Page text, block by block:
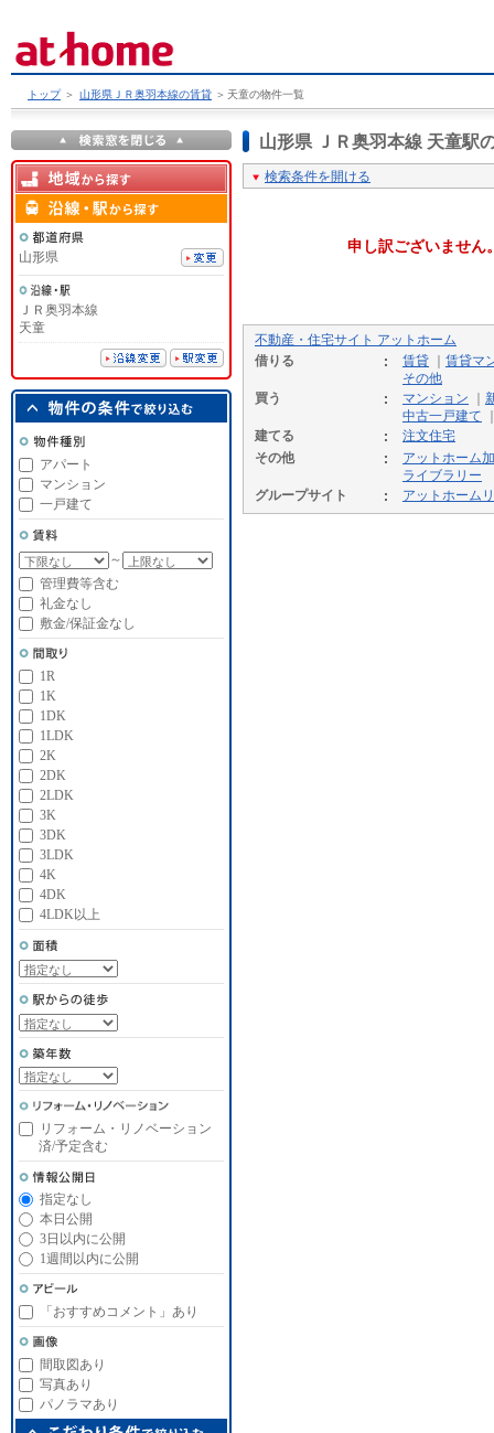
トップ ＞ 山形県ＪＲ奥羽本線の賃貸 ＞ 天童の物件一覧
山形県 ＪＲ奥羽本線 天童駅
検索条件を開ける
申し訳ございません
不動産・住宅サイト アットホーム
借りる
賃貸
賃貸マ
その他
買う
マンション
中古一戸建て
建てる
注文住宅
その他
アットホーム
ライブラリー
グループサイト
アットホーム
山形県
ＪＲ奥羽本線
天童
アパート
マンション
一戸建て
～
管理費等含む
礼金なし
敷金/保証金なし
1R
1K
1DK
1LDK
2K
2DK
2LDK
3K
3DK
3LDK
4K
4DK
4LDK以上
リフォーム・リノベーション
済/予定含む
指定なし
本日公開
3日以内に公開
1週間以内に公開
「おすすめコメント」あり
間取図あり
写真あり
パノラマあり